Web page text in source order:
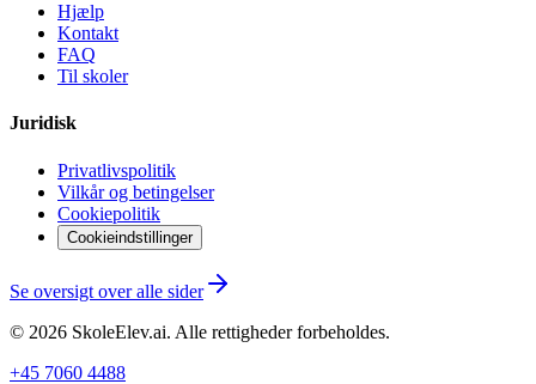
Hjælp
Kontakt
FAQ
Til skoler
Juridisk
Privatlivspolitik
Vilkår og betingelser
Cookiepolitik
Cookieindstillinger
Se oversigt over alle sider
© 2026 SkoleElev.ai. Alle rettigheder forbeholdes.
+45 7060 4488